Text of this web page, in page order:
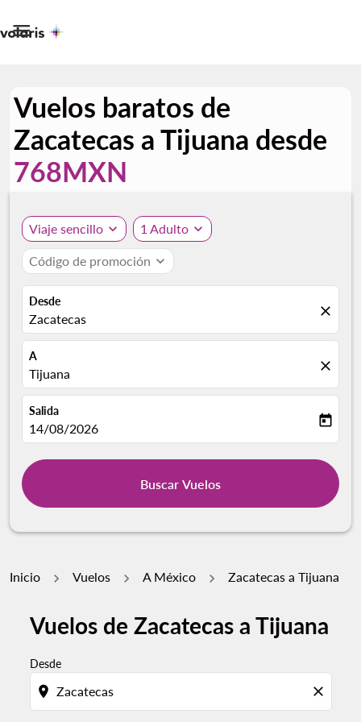

Vuelos baratos de
Zacatecas a Tijuana desde
768MXN
Viaje sencillo expand_more 1 Adulto expand_more
Código de promoción expand_more
Desde
Zacatecas close
A
Tijuana close
Salida
fc-booking-departure-date-aria-label
14/08/2026 today
Buscar Vuelos
Inicio Vuelos A México Zacatecas a Tijuana
Vuelos de Zacatecas a Tijuana
Desde
location_on close